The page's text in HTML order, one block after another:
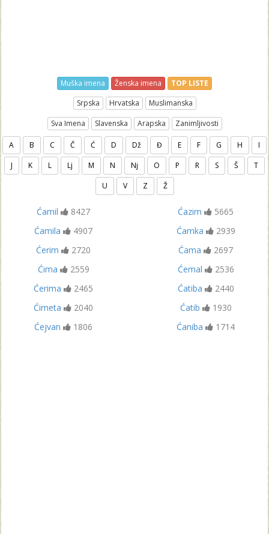
Muška imena Ženska imena
TOP LISTE
Srpska
Hrvatska
Muslimanska
Sva Imena
Slavenska Arapska Zanimljivosti
A B C Č Ć D Dž Đ E F G H
I
J
K L Lj M N Nj O P R S Š
T
U
V Z Ž
Ćamil 8427 Ćazim
5665
Ćamila
4907 Ćamka
2939
Ćerim
2720 Ćama
2697
Ćima
2559 Ćemal
2536
Ćerima
2465 Ćatiba
2440
Ćimeta
2040 Ćatib
1930
Ćejvan
1806 Ćaniba 1714